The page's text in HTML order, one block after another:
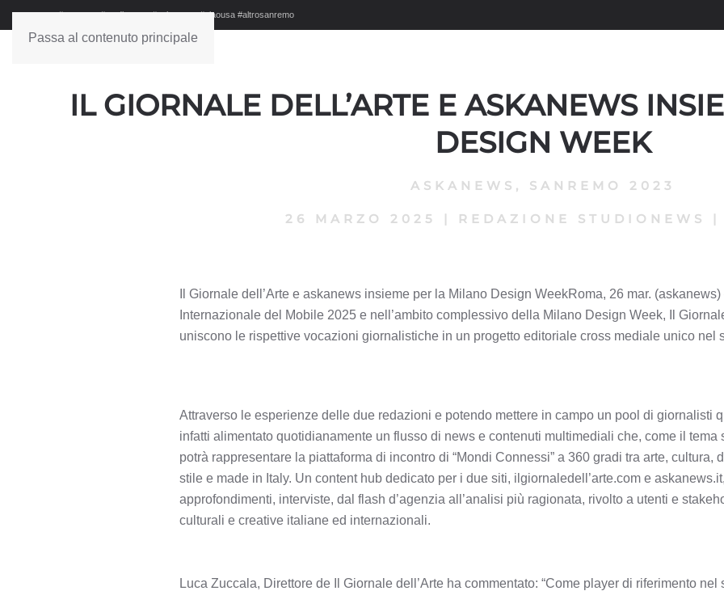
Passa al contenuto principale
#sanremo #studionews #askanews #ciaousa #altrosanremo
IL GIORNALE DELL’ARTE E ASKANEWS
DESIGN WEEK
ASKANEWS , SANREMO 2023
26 MARZO 2025 | REDAZIONE STUDIONEWS |
Il Giornale dell’Arte e askanews insieme per la Milano Design WeekRoma, 26 mar.
Internazionale del Mobile 2025 e nell’ambito complessivo della Milano Design Week, Il
uniscono le rispettive vocazioni giornalistiche in un progetto editoriale cross mediale unico nel
Attraverso le esperienze delle due redazioni e potendo mettere in campo un pool di giornalisti
infatti alimentato quotidianamente un flusso di news e contenuti multimediali che, come il
potrà rappresentare la piattaforma di incontro di “Mondi Connessi” a 360 gradi tra arte, cultura,
stile e made in Italy. Un content hub dedicato per i due siti, ilgiornaledell’arte.com e
approfondimenti, interviste, dal flash d’agenzia all’analisi più ragionata, rivolto a utenti e
culturali e creative italiane ed internazionali.
Luca Zuccala, Direttore de Il Giornale dell’Arte ha commentato: “Come player di riferimento